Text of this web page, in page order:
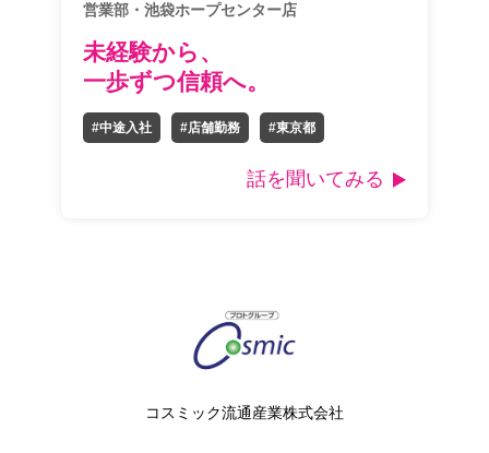
営業部・池袋ホープセンター店
未経験から、
一歩ずつ信頼へ。
#中途入社 #店舗勤務 #東京都
話を聞いてみる
コスミック流通産業株式会社